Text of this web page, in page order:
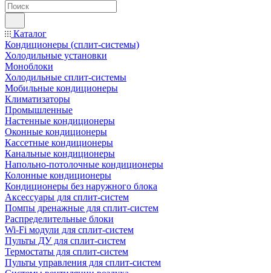
Каталог
Кондиционеры (сплит-системы)
Холодильные установки
Моноблоки
Холодильные сплит-системы
Мобильные кондиционеры
Климатизаторы
Промышленные
Настенные кондиционеры
Оконные кондиционеры
Кассетные кондиционеры
Канальные кондиционеры
Напольно-потолочные кондиционеры
Колонные кондиционеры
Кондиционеры без наружного блока
Аксессуары для сплит-систем
Помпы дренажные для сплит-систем
Распределительные блоки
Wi-Fi модули для сплит-систем
Пульты ДУ для сплит-систем
Термостаты для сплит-систем
Пульты управления для сплит-систем